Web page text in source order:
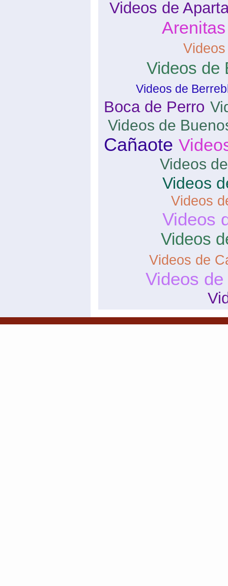
Videos de
Arenitas
Videos de
Videos de
Boca de Perro
Videos de
Cañaote
Videos
Videos
Videos
Videos
Videos
Videos de
Videos